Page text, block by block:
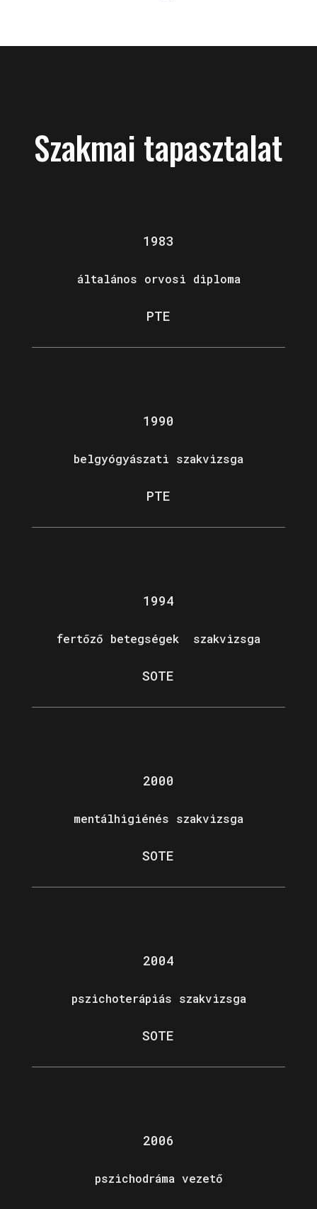
Szakmai tapasztalat
1983
általános orvosi diploma
PTE
1990
belgyógyászati szakvizsga
PTE
1994
fertőző betegségek szakvizsga
SOTE
2000
mentálhigiénés szakvizsga
SOTE
2004
pszichoterápiás szakvizsga
SOTE
2006
pszichodráma vezető